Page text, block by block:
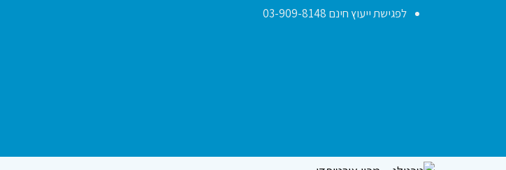
לפגישת ייעוץ חינם 03-909-8148